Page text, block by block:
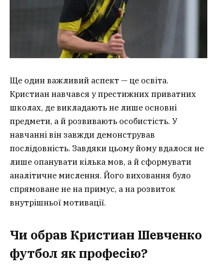
Ще один важливий аспект — це освіта.
Кристиан навчався у престижних приватних
школах, де викладають не лише основні
предмети, а й розвивають особистість. У
навчанні він завжди демонстрував
послідовність. Завдяки цьому йому вдалося не
лише опанувати кілька мов, а й сформувати
аналітичне мислення. Його виховання було
спрямоване не на примус, а на розвиток
внутрішньої мотивації.
Чи обрав Кристиан Шевченко
футбол як професію?